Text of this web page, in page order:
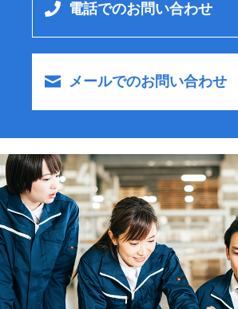
電話でのお問い合わせ
メールでのお問い合わせ